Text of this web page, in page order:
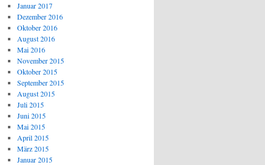
Januar 2017
Dezember 2016
Oktober 2016
August 2016
Mai 2016
November 2015
Oktober 2015
September 2015
August 2015
Juli 2015
Juni 2015
Mai 2015
April 2015
März 2015
Januar 2015